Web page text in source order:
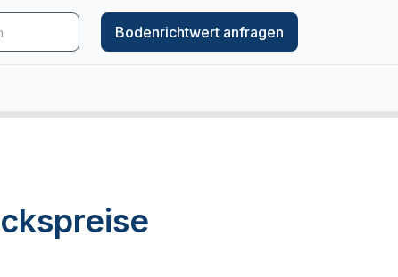
Bodenrichtwert anfragen